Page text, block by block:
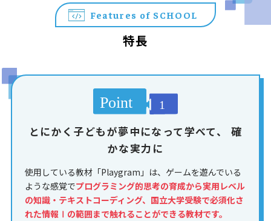
Features of SCHOOL
特長
とにかく子どもが夢中になって学べて、
確
かな実力に
使用している教材「Playgram」は、ゲームを遊んでいる
ような感覚でプログラミング的思考の育成から実用レベル
の知識・テキストコーディング、国立大学受験で必須化さ
れた情報Ⅰの範囲まで触れることができる教材です。